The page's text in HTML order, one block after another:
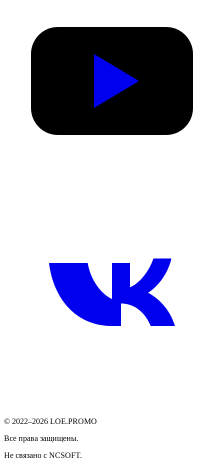
© 2022–2026 LOE.PROMO
Все права защищены.
Не связано с NCSOFT.